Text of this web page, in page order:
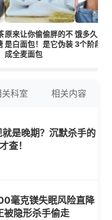
原来让你偷偷胖的不
是白面包！是它伪装
成全麦面包
饿多久才
3个阶段真
科室 相关内容
是晚期？沉默杀手的
查！
毫克镁失眠风险直降
被隐形杀手偷走